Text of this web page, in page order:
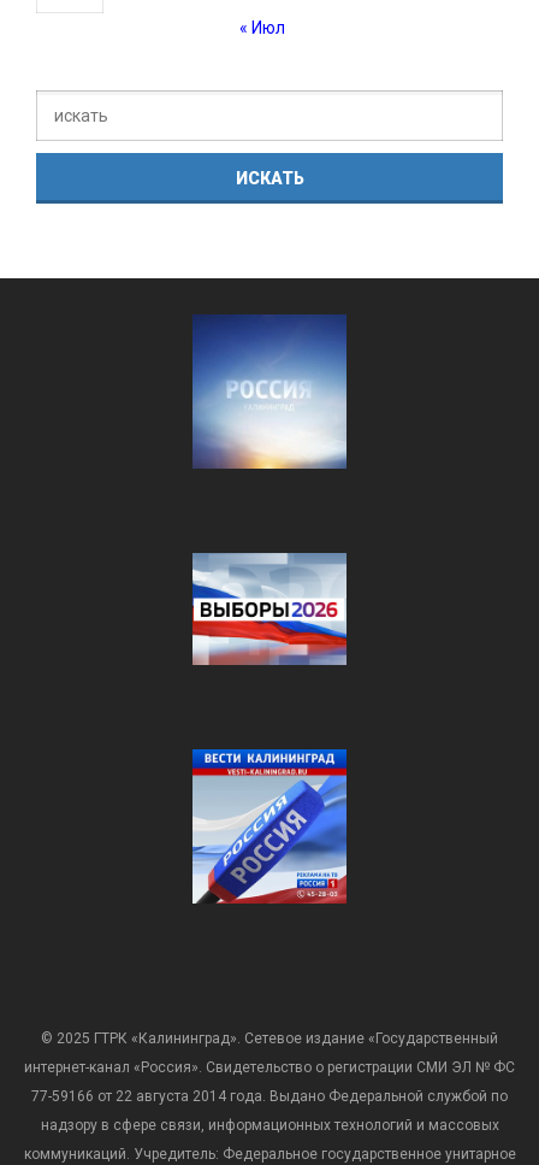
« Июл
© 2025 ГТРК «Калининград». Сетевое издание «Государственный
интернет-канал «Россия». Свидетельство о регистрации СМИ ЭЛ № ФС
77-59166 от 22 августа 2014 года. Выдано Федеральной службой по
надзору в сфере связи, информационных технологий и массовых
коммуникаций. Учредитель: Федеральное государственное унитарное